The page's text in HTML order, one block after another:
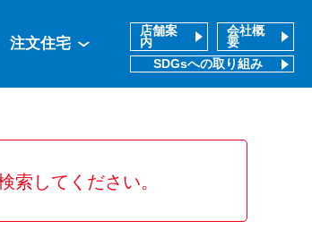
注文住宅
店舗案
内
会社概
要
SDGsへの取り組み
索してください。